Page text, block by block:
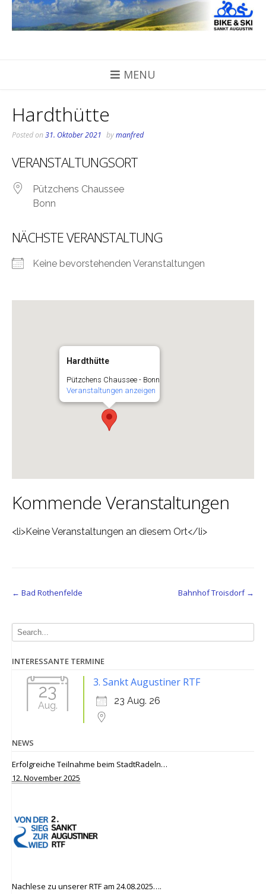
Skip
content
MENU
Hardthütte
Posted on31. Oktober 2021 bymanfred
VERANSTALTUNGSORT
Pützchens Chaussee
Bonn
NÄCHSTE VERANSTALTUNG
Keine bevorstehenden Veranstaltungen
Hardthütte
Pützchens Chaussee - Bonn
Veranstaltungen anzeigen
Kommende Veranstaltungen
<li>Keine Veranstaltungen an diesem Ort</li>
Post
← Bad Rothenfelde Bahnhof Troisdorf →
INTERESSANTE TERMINE
23
Aug.
3. Sankt Augustiner RTF
23 Aug. 26
NEWS
Erfolgreiche Teilnahme beim StadtRadeln…
12. November 2025
Nachlese zu unserer RTF am 24.08.2025….